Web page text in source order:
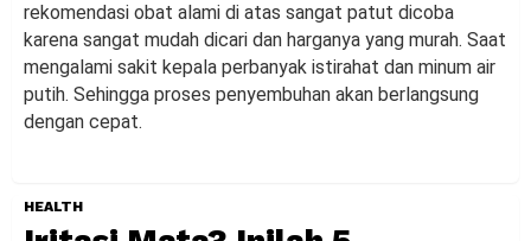
rekomendasi obat alami di atas sangat patut dicoba
karena sangat mudah dicari dan harganya yang murah. Saat
mengalami sakit kepala perbanyak istirahat dan minum air
putih. Sehingga proses penyembuhan akan berlangsung
dengan cepat.
HEALTH